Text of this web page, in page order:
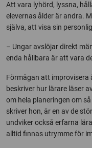
Att vara lyhörd, lyssna,
elevernas ålder är andra.
själva, att visa sin
– Ungar avslöjar direkt
enda hållbara är att vara
Förmågan att improvisera
beskriver hur lärare läser
om hela planeringen om
skriver hon, är en av de
undviker också erfarna
alltid finnas utrymme för